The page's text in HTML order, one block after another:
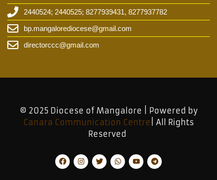
2440524; 2440525; 8277939431, 8277937782
bp.mangalorediocese@gmail.com
directorccc@gmail.com
© 2025 Diocese of Mangalore | Powered by
Canara Communication Centre | All Rights
Reserved